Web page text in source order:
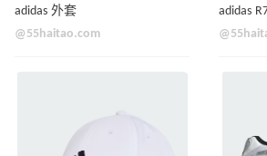
adidas 外套
@55haitao.com
adidas